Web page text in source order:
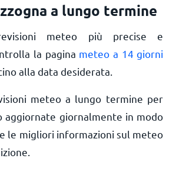
a lungo termine
meteo più precise e
la pagina meteo a 14 giorni
alla data desiderata.
meteo a lungo termine per
aggiornate giornalmente in modo
le migliori informazioni sul meteo